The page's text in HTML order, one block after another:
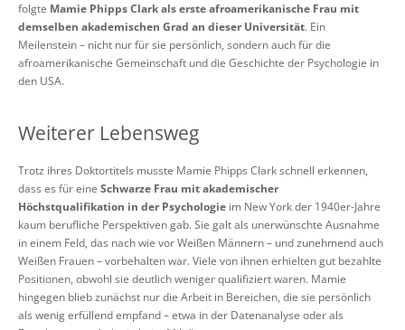
folgte Mamie Phipps Clark alserste afroamerikanische Frau mit
demselben akademischen Grad an dieser Universität. Ein
Meilenstein – nicht nur für sie persönlich, sondern auch für die
afroamerikanische Gemeinschaft und die Geschichte der Psychologie in
den USA.
Weiterer Lebensweg
Trotz ihres Doktortitels musste Mamie Phipps Clark schnell erkennen,
dass es für eineSchwarze Frau mit akademischer
Höchstqualifikation in der Psychologie im New York der 1940er-Jahre
kaum berufliche Perspektiven gab. Sie galt als unerwünschte Ausnahme
in einem Feld, das nach wie vor Weißen Männern – und zunehmend auch
Weißen Frauen – vorbehalten war. Viele von ihnen erhielten gut bezahlte
Positionen, obwohl sie deutlich weniger qualifiziert waren. Mamie
hingegen blieb zunächst nur die Arbeit in Bereichen, die sie persönlich
als wenig erfüllend empfand – etwa in der Datenanalyse oder als